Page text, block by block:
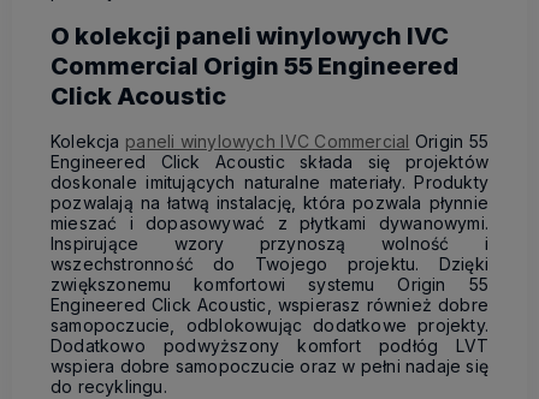
O kolekcji paneli winylowych IVC
Commercial Origin 55 Engineered
Click Acoustic
Kolekcja paneli winylowych IVC Commercial Origin 55
Engineered Click Acoustic składa się projektów
doskonale imitujących naturalne materiały. Produkty
pozwalają na łatwą instalację, która pozwala płynnie
mieszać i dopasowywać z płytkami dywanowymi.
Inspirujące wzory przynoszą wolność i
wszechstronność do Twojego projektu. Dzięki
zwiększonemu komfortowi systemu Origin 55
Engineered Click Acoustic, wspierasz również dobre
samopoczucie, odblokowując dodatkowe projekty.
Dodatkowo podwyższony komfort podłóg LVT
wspiera dobre samopoczucie oraz w pełni nadaje się
do recyklingu.